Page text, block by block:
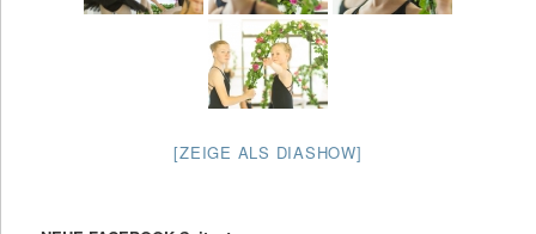
[ZEIGE ALS DIASHOW]